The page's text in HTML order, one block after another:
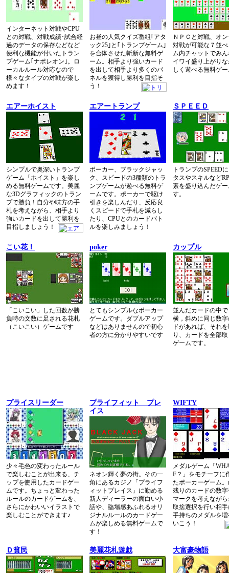
インターネット対戦やCPU
との対戦、対戦成績･試合経
過のデータの保存などなど
便利な機能が付いたトラン
プゲーム｢ナポレオン｣。ロ
ーカルルール対応なので
様々なタイプの対戦が楽し
めます！
お昼の人気クイズ番組｢アタ
ック25｣と｢トランプゲーム｣
を合体させた斬新な無料ゲ
ーム。相手より強いカード
を出して相手より多くのパ
ネルを獲得し勝利を目指そ
う！
ＮＰＣと対戦、オ
対戦が可能な７並
ム内チャットでみ
イワイ盛り上がり
しく遊べる無料ゲ
エアーホイスト
シンプルで奥深いトランプ
ゲーム「ホイスト」を楽し
める無料ゲームです。美麗
な3Dグラフィックのトラン
プで勝負！自分や味方の手
札を考えながら、相手より
強いカードを出して勝利を
目指しましょう！
エアートランプ
ポーカー、ブラックジャッ
ク、スピードの3種類のトラ
ンプゲームが遊べる無料ゲ
ームです。ポーカーで駆け
引きを楽しんだり、反応良
くスピードで手札を減らし
たり、CPUとのカードバト
ルを楽しみましょう！
ＳＰＥＥＤ
トランプのSPEED
タスやスキルなど
素を盛り込んだゲ
す。
こい花！
「こいこい」した回数が勝
負時の文数に足される花札
（こいこい）ゲームです
poker
とてもシンプルなポーカー
ゲームです。ダブルアップ
などはありませんので初心
者の方に分かりやすいです
カップル
並んだカードの中
横，斜めに同じ数
ドがあれば、それ
り、カードを全部
ゲームです。
プライスリーダー
少々毛色の変わったルール
で楽しむことが出来る、チ
ップを使用したカードゲー
ムです。ちょっと変わった
ルールのカードゲームを、
さらにかわいいイラストで
楽しむことができます♪
プライフィット プレ
イス
ネオン輝く夢の街。その一
角にあるカジノ「プライフ
ィットプレイス」に勤める
新人ディーラーの面白い小
話や、臨場感あふれるオリ
ジナルルールのカードゲー
ムが楽しめる無料ゲームで
す！
WIFTY
メダルゲーム「
F？」をモチーフに
たポーカーゲーム
残りのカードの数
マークを考えなが
取捨選択を行い相
手持ちのメダルを
いこう！
Ｄ貧民 美麗花札遊戯 大富豪物語